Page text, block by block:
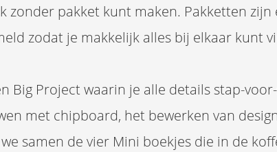
zonder pakket kunt maken. Pakketten
zodat je makkelijk alles bij elkaar kunt
Big Project waarin je alle details stap-
met chipboard, het bewerken van
samen de vier Mini boekjes die in de